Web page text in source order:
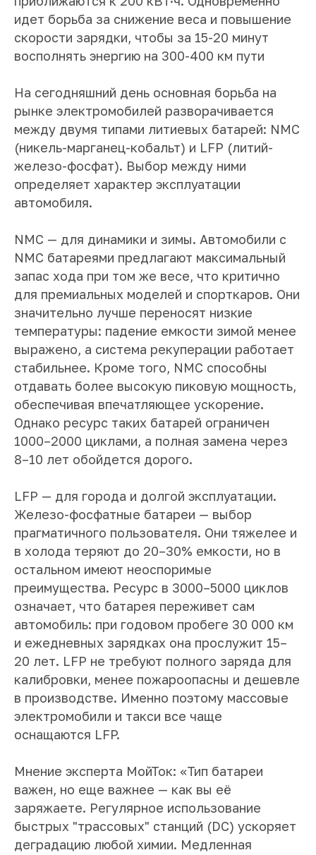
идет борьба за снижение веса и повышение
скорости зарядки, чтобы за 15-20 минут
восполнять энергию на 300-400 км пути
На сегодняшний день основная борьба на
рынке электромобилей разворачивается
между двумя типами литиевых батарей: NMC
(никель-марганец-кобальт) и LFP (литий-
железо-фосфат). Выбор между ними
определяет характер эксплуатации
автомобиля.
NMC — для динамики и зимы. Автомобили с
NMC батареями предлагают максимальный
запас хода при том же весе, что критично
для премиальных моделей и спорткаров. Они
значительно лучше переносят низкие
температуры: падение емкости зимой менее
выражено, а система рекуперации работает
стабильнее. Кроме того, NMC способны
отдавать более высокую пиковую мощность,
обеспечивая впечатляющее ускорение.
Однако ресурс таких батарей ограничен
1000–2000 циклами, а полная замена через
8–10 лет обойдется дорого.
LFP — для города и долгой эксплуатации.
Железо-фосфатные батареи — выбор
прагматичного пользователя. Они тяжелее и
в холода теряют до 20–30% емкости, но в
остальном имеют неоспоримые
преимущества. Ресурс в 3000–5000 циклов
означает, что батарея переживет сам
автомобиль: при годовом пробеге 30 000 км
и ежедневных зарядках она прослужит 15–
20 лет. LFP не требуют полного заряда для
калибровки, менее пожароопасны и дешевле
в производстве. Именно поэтому массовые
электромобили и такси все чаще
оснащаются LFP.
Мнение эксперта МойТок: «Тип батареи
важен, но еще важнее — как вы её
заряжаете. Регулярное использование
быстрых "трассовых" станций (DC) ускоряет
деградацию любой химии. Медленная